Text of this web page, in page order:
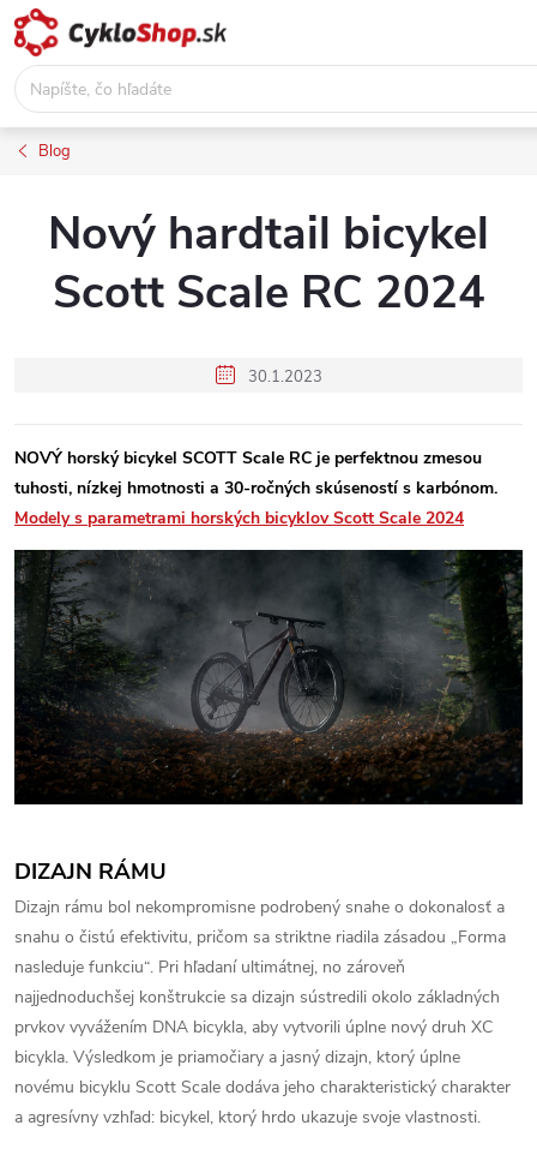
Prejsť
na
obsah
Blog
Nový hardtail bicykel
Scott Scale RC 2024
30.1.2023
NOVÝ horský bicykel SCOTT Scale RC je perfektnou zmesou
tuhosti, nízkej hmotnosti a 30-ročných skúseností s karbónom.
Modely s parametrami horských bicyklov Scott Scale 2024
DIZAJN RÁMU
Dizajn rámu bol nekompromisne podrobený snahe o dokonalosť a
snahu o čistú efektivitu, pričom sa striktne riadila zásadou „Forma
nasleduje funkciu“. Pri hľadaní ultimátnej, no zároveň
najjednoduchšej konštrukcie sa dizajn sústredili okolo základných
prvkov vyvážením DNA bicykla, aby vytvorili úplne nový druh XC
bicykla. Výsledkom je priamočiary a jasný dizajn, ktorý úplne
novému bicyklu Scott Scale dodáva jeho charakteristický charakter
a agresívny vzhľad: bicykel, ktorý hrdo ukazuje svoje vlastnosti.